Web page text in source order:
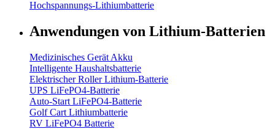
Hochspannungs-Lithiumbatterie
Anwendungen von Lithium-Batterien
Medizinisches Gerät Akku
Intelligente Haushaltsbatterie
Elektrischer Roller Lithium-Batterie
UPS LiFePO4-Batterie
Auto-Start LiFePO4-Batterie
Golf Cart Lithiumbatterie
RV LiFePO4 Batterie